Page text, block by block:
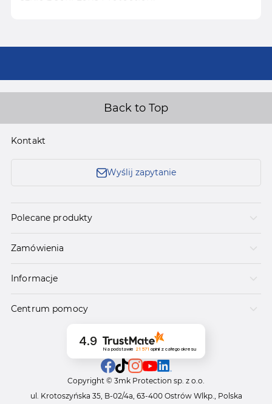
Back to Top
Kontakt
Wyślij zapytanie
Polecane produkty
Zamówienia
Informacje
Centrum pomocy
4.9
Na podstawie 21 571 opinii z całego okresu
Copyright © 3mk Protection sp. z o.o.
ul. Krotoszyńska 35, B-02/4a, 63-400 Ostrów Wlkp., Polska